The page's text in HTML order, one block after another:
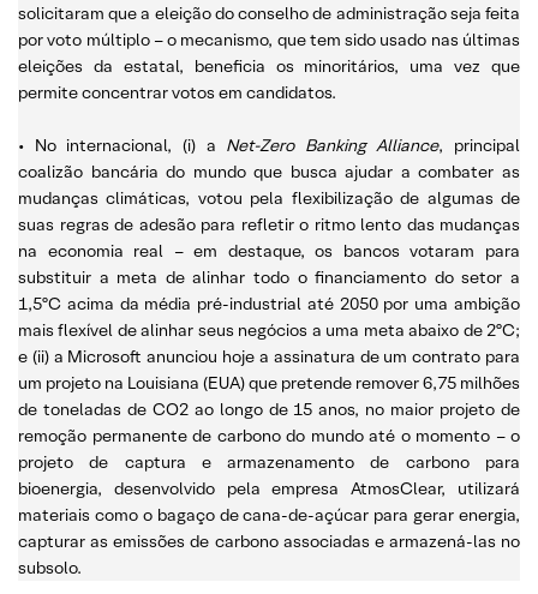
solicitaram que a eleição do conselho de administração seja feita
por voto múltiplo – o mecanismo, que tem sido usado nas últimas
eleições da estatal, beneficia os minoritários, uma vez que
permite concentrar votos em candidatos.
• No internacional, (i) a Net-Zero Banking Alliance, principal
coalizão bancária do mundo que busca ajudar a combater as
mudanças climáticas, votou pela flexibilização de algumas de
suas regras de adesão para refletir o ritmo lento das mudanças
na economia real – em destaque, os bancos votaram para
substituir a meta de alinhar todo o financiamento do setor a
1,5ºC acima da média pré-industrial até 2050 por uma ambição
mais flexível de alinhar seus negócios a uma meta abaixo de 2ºC;
e (ii) a Microsoft anunciou hoje a assinatura de um contrato para
um projeto na Louisiana (EUA) que pretende remover 6,75 milhões
de toneladas de CO2 ao longo de 15 anos, no maior projeto de
remoção permanente de carbono do mundo até o momento – o
projeto de captura e armazenamento de carbono para
bioenergia, desenvolvido pela empresa AtmosClear, utilizará
materiais como o bagaço de cana-de-açúcar para gerar energia,
capturar as emissões de carbono associadas e armazená-las no
subsolo.